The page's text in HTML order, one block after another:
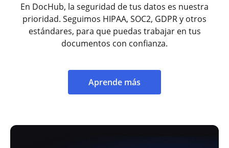
En DocHub, la seguridad de tus datos es nuestra
prioridad. Seguimos HIPAA, SOC2, GDPR y otros
estándares, para que puedas trabajar en tus
documentos con confianza.
Aprende más